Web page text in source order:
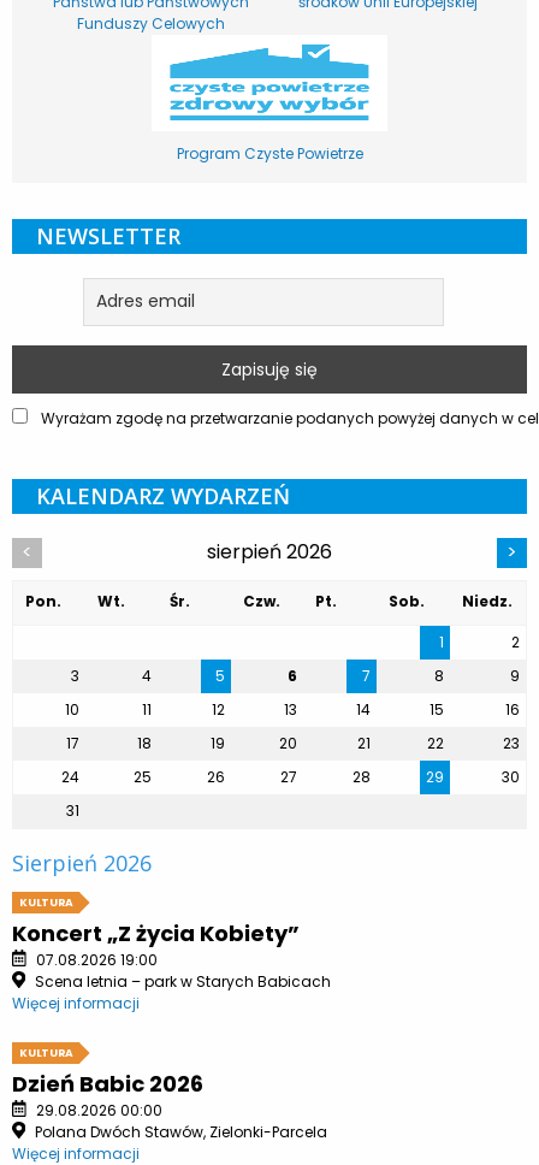
Funduszy Celowych
Program Czyste Powietrze
NEWSLETTER
Wyrażam zgodę na przetwarzanie podanych powyżej danych w
KALENDARZ WYDARZEŃ
< sierpień 2026 >
Pon. Wt. Śr. Czw. Pt. Sob.
Niedz.
1
2
3
4 5 6 7 8
9
10
11 12 13 14 15
16
17
18 19 20 21 22
23
24
25 26 27 28 29
30
31
Sierpień 2026
KULTURA
Koncert „Z życia Kobiety”
07.08.2026 19:00
Scena letnia – park w Starych Babicach
Więcej informacji
KULTURA
Dzień Babic 2026
29.08.2026 00:00
Polana Dwóch Stawów, Zielonki-Parcela
Więcej informacji